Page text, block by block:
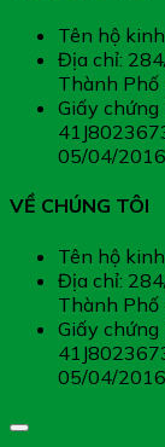
Tên hộ
Địa chỉ:
Thành Phố
Giấy
05/04/2016
VỀ CHÚNG TÔI
Tên hộ
Địa chỉ:
Thành Phố
Giấy
05/04/2016